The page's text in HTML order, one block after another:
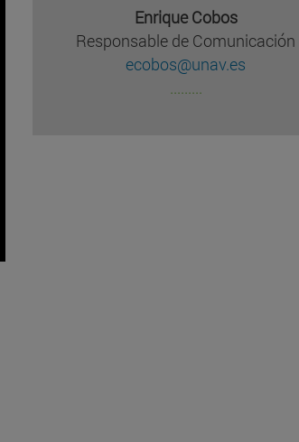
Enrique Cobos
Responsable de Comunicación
ecobos@unav.es
.........